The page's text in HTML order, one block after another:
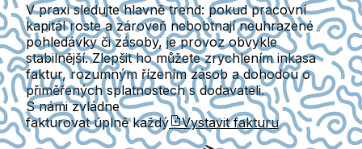
V praxi sledujte hlavně trend: pokud pracovní
kapitál roste a zároveň nebobtnají neuhrazené
pohledávky či zásoby, je provoz obvykle
stabilnější. Zlepšit ho můžete zrychlením inkasa
faktur, rozumným řízením zásob a dohodou o
přiměřených splatnostech s dodavateli.
S námi zvládne
fakturovat úplně každý
Vystavit fakturu